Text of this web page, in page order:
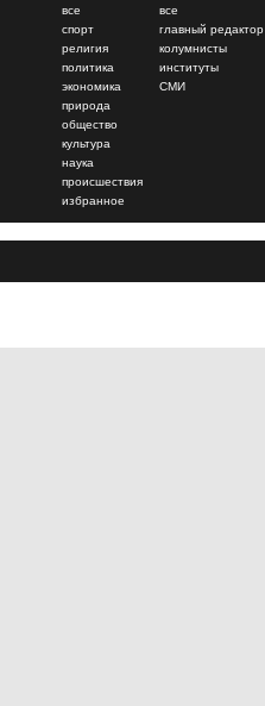
все
спорт
религия
политика
экономика
природа
общество
культура
наука
происшествия
избранное
все
главный редактор
колумнисты
институты
СМИ